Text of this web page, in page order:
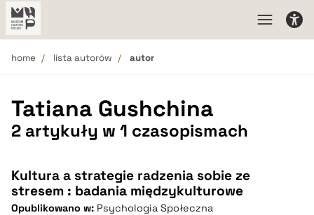
home lista autorów autor
Tatiana Gushchina
2 artykuły w 1 czasopismach
Kultura a strategie radzenia sobie ze
stresem : badania międzykulturowe
Opublikowano w: Psychologia Społeczna